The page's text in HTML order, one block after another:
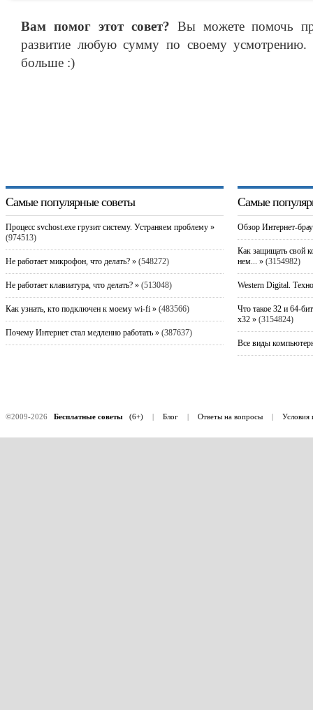
Вам помог этот совет? Вы можете помочь
развитие любую сумму по своему
больше :)
Самые популярные советы
Процесс svchost.exe грузит систему. Устраняем проблему »
(974513)
Не работает микрофон, что делать? »(548272)
Не работает клавиатура, что делать? »(513048)
Как узнать, кто подключен к моему wi-fi »(483566)
Почему Интернет стал медленно работать »(387637)
Самые
Обзор Интернет-
Как защищать свой
нем... »(3154982)
Western Digital.
Что такое 32 и 64-
x32 »(3154824)
Все виды
©2009-2026 Бесплатные советы(6+) | Блог | Ответы на вопросы | Условия